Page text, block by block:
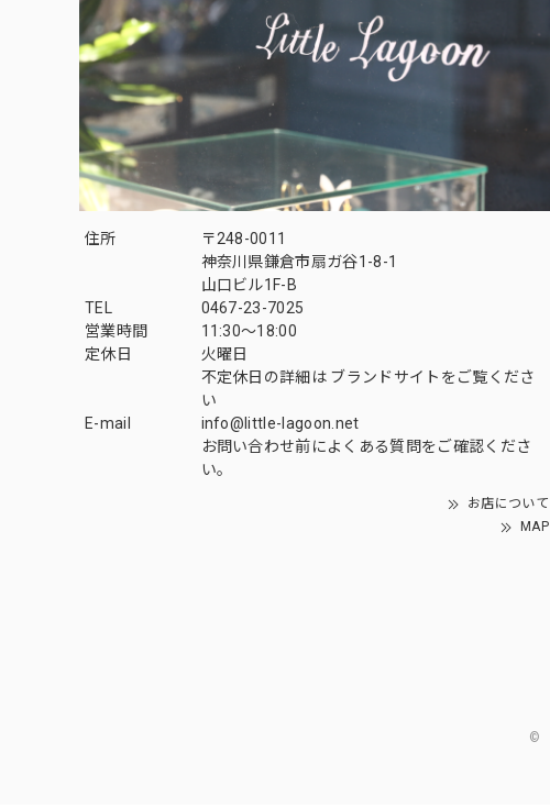
住所
〒248-0011
神奈川県鎌倉市扇ガ谷1-8-1
山口ビル1F-B
TEL
0467-23-7025
営業時間
11:30～18:00
定休日
火曜日
不定休日の詳細は ブランドサイト をご覧くださ
い
E-mail
info@little-lagoon.net
お問い合わせ前によくある質問をご確認くださ
い。
お店について
MAP
©